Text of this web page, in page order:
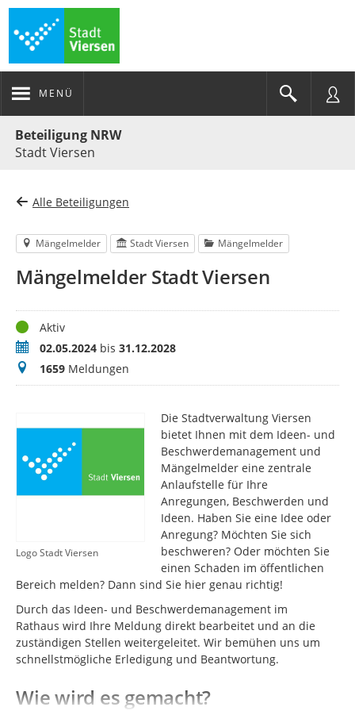
MENÜ
Beteiligung NRW
Stadt Viersen
Alle Beteiligungen
Mängelmelder Stadt Viersen Mängelmelder
Mängelmelder Stadt Viersen
StatusAktiv
Zeitraum02.05.2024 bis 31.12.2028
Meldungen
1659 Meldungen
Logo Stadt Viersen
Die Stadtverwaltung Viersen
bietet Ihnen mit dem Ideen- und
Beschwerdemanagement und
Mängelmelder eine zentrale
Anlaufstelle für Ihre
Anregungen, Beschwerden und
Ideen. Haben Sie eine Idee oder
Anregung? Möchten Sie sich
beschweren? Oder möchten Sie
einen Schaden im öffentlichen
Bereich melden? Dann sind Sie hier genau richtig!
Durch das Ideen- und Beschwerdemanagement im
Rathaus wird Ihre Meldung direkt bearbeitet und an die
zuständigen Stellen weitergeleitet. Wir bemühen uns um
schnellstmögliche Erledigung und Beantwortung.
Wie wird es gemacht?